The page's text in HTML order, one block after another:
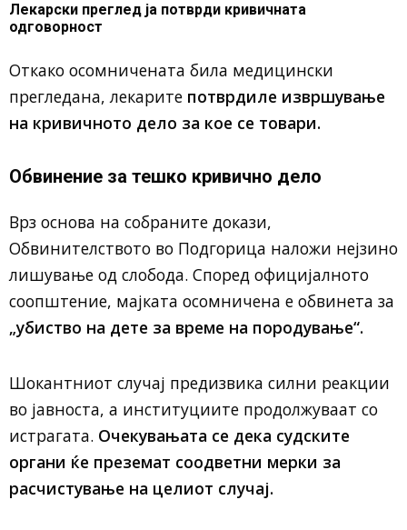
Лекарски преглед ја потврди кривичната
одговорност
Откако осомничената била медицински
прегледана, лекарите потврдиле извршување
на кривичното дело за кое се товари.
Обвинение за тешко кривично дело
Врз основа на собраните докази,
Обвинителството во Подгорица наложи нејзино
лишување од слобода. Според официјалното
соопштение, мајката осомничена е обвинета за
„убиство на дете за време на породување“.
Шокантниот случај предизвика силни реакции
во јавноста, а институциите продолжуваат со
истрагата. Очекувањата се дека судските
органи ќе преземат соодветни мерки за
расчистување на целиот случај.